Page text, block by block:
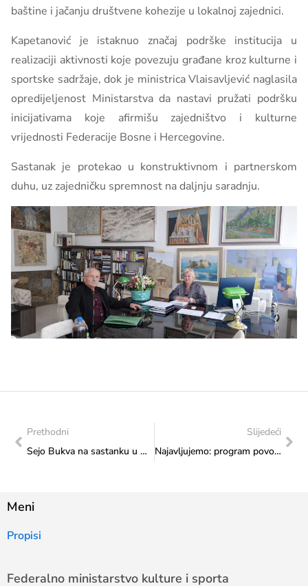
baštine i jačanju društvene kohezije u lokalnoj zajednici.
Kapetanović je istaknuo značaj podrške institucija u
realizaciji aktivnosti koje povezuju građane kroz kulturne i
sportske sadržaje, dok je ministrica Vlaisavljević naglasila
opredijeljenost Ministarstva da nastavi pružati podršku
inicijativama koje afirmišu zajedništvo i kulturne
vrijednosti Federacije Bosne i Hercegovine.
Sastanak je protekao u konstruktivnom i partnerskom
duhu, uz zajedničku spremnost na daljnju saradnju.
Prethodni
Sejo Bukva na sastanku u Ministarstvu
Slijedeći
Najavljujemo: program povodom Svjetskog dana fer pleja, srijeda, 20. 5. 2026. godine, 16:00
Meni
Propisi
Federalno ministarstvo kulture i sporta